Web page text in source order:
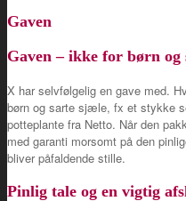
Gaven
Gaven – ikke for børn
X har selvfølgelig en gave med.
børn og sarte sjæle, fx et stykke
potteplante fra Netto. Når den
med garanti morsomt på den
bliver påfaldende stille.
Pinlig tale og en vigtig